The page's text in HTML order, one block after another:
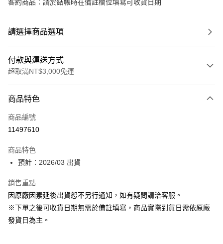
客約商品：請於結帳時在備註欄位填寫可收貨日期
請選擇商品選項
付款與運送方式
超取滿NT$3,000免運
信用卡一次付款
超商取貨付款
大哥付你分期
【大哥付你分期使用說明】
1.本服務由台灣大哥大提供，台灣大哥大用戶可立即使用無須另外申請。
流程，驗證手機門號後，選擇欲分期的期數、繳款截止日，確認付款後即完
成交易。
ATM付款
運送方式
商品特色
商品編號
11497610
商品特色
預計：2026/03 出貨
銷售重點
因原廠因素延後出貨恕不另行通知，如有疑問請洽客服。
※下單之後可收貨日期無需於備註填寫，商品實際到貨日需依原廠
發貨日為主。